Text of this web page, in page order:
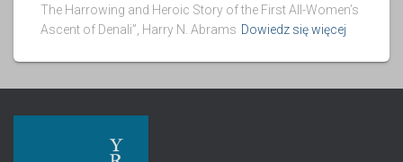
The Harrowing and Heroic Story of the First All-Women’s
Ascent of Denali”, Harry N. Abrams Dowiedz się więcej